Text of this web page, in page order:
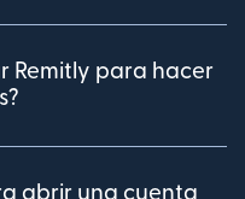
Remitly para hacer
abrir una cuenta